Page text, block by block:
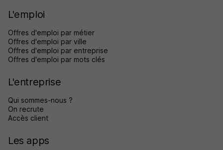
L'emploi
Offres d'emploi par métier
Offres d'emploi par ville
Offres d'emploi par entreprise
Offres d'emploi par mots clés
L'entreprise
Qui sommes-nous ?
On recrute
Accès client
Les apps